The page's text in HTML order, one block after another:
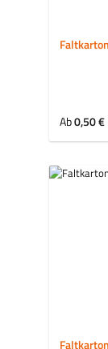
Regulärer
Ab0,50 €